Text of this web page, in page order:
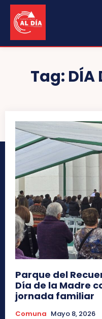
Tag: DÍA
Parque del
Día de la Madre
jornada familiar
Comuna Mayo 8, 2026